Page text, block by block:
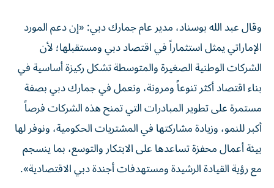
وقال عبد الله بوسناد، مدير عام جمارك دبي: «إن دعم المورد
الإماراتي يمثل استثماراً في اقتصاد دبي ومستقبلها؛ لأن
الشركات الوطنية الصغيرة والمتوسطة تشكل ركيزة أساسية في
بناء اقتصاد أكثر تنوعاً ومرونة، ونعمل في جمارك دبي بصفة
مستمرة على تطوير المبادرات التي تمنح هذه الشركات فرصاً
أكبر للنمو، وزيادة مشاركتها في المشتريات الحكومية، ونوفر لها
بيئة أعمال محفزة تساعدها على الابتكار والتوسع، بما ينسجم
مع رؤية القيادة الرشيدة ومستهدفات أجندة دبي الاقتصادية».